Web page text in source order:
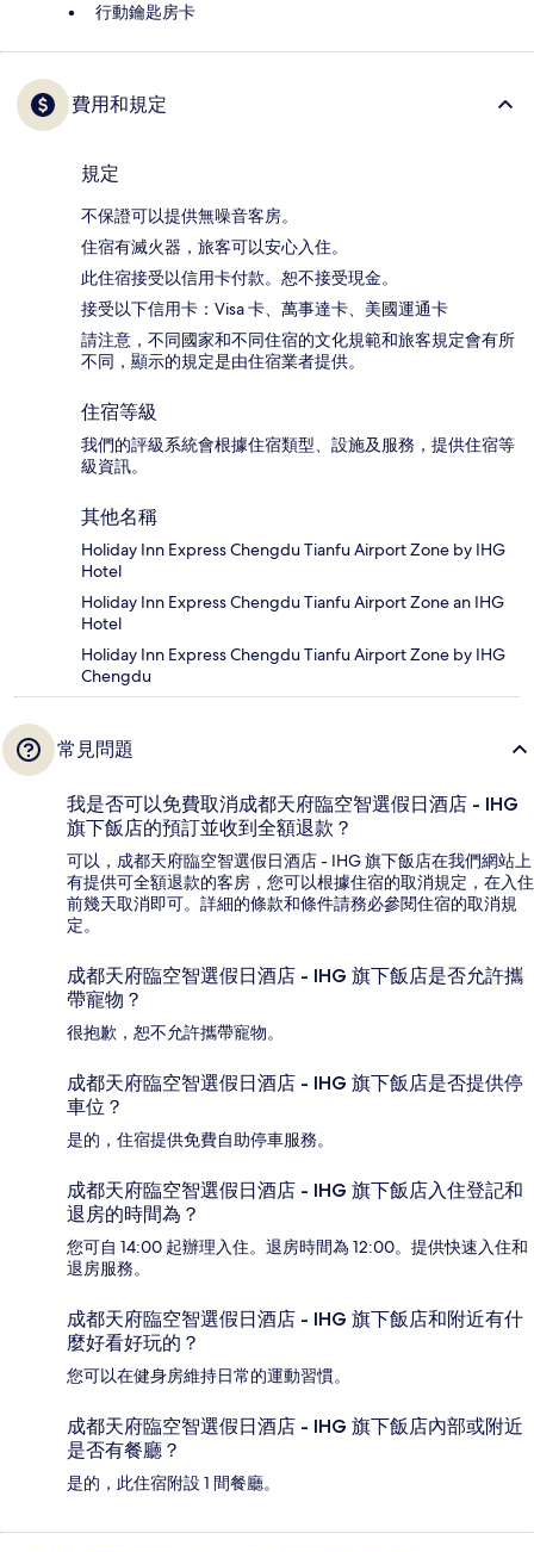
行動鑰匙房卡
費用和規定
規定
不保證可以提供無噪音客房。
住宿有滅火器，旅客可以安心入住。
此住宿接受以信用卡付款。恕不接受現金。
接受以下信用卡：Visa 卡、萬事達卡、美國運通卡
請注意，不同國家和不同住宿的文化規範和旅客規定會有所
不同，顯示的規定是由住宿業者提供。
住宿等級
我們的評級系統會根據住宿類型、設施及服務，提供住宿等
級資訊。
其他名稱
Holiday Inn Express Chengdu Tianfu Airport Zone by IHG
Hotel
Holiday Inn Express Chengdu Tianfu Airport Zone an IHG
Hotel
Holiday Inn Express Chengdu Tianfu Airport Zone by IHG
Chengdu
常見問題
我是否可以免費取消成都天府臨空智選假日酒店 - IHG
旗下飯店的預訂並收到全額退款？
可以，成都天府臨空智選假日酒店 - IHG 旗下飯店在我們網站上
有提供可全額退款的客房，您可以根據住宿的取消規定，在入住
前幾天取消即可。詳細的條款和條件請務必參閱住宿的取消規
定。
成都天府臨空智選假日酒店 - IHG 旗下飯店是否允許攜
帶寵物？
很抱歉，恕不允許攜帶寵物。
成都天府臨空智選假日酒店 - IHG 旗下飯店是否提供停
車位？
是的，住宿提供免費自助停車服務。
成都天府臨空智選假日酒店 - IHG 旗下飯店入住登記和
退房的時間為？
您可自 14:00 起辦理入住。退房時間為 12:00。提供快速入住和
退房服務。
成都天府臨空智選假日酒店 - IHG 旗下飯店和附近有什
麼好看好玩的？
您可以在健身房維持日常的運動習慣。
成都天府臨空智選假日酒店 - IHG 旗下飯店內部或附近
是否有餐廳？
是的，此住宿附設 1 間餐廳。